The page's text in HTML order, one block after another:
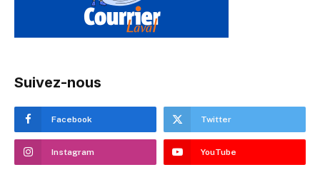
Suivez-nous
Facebook Twitter
Instagram YouTube